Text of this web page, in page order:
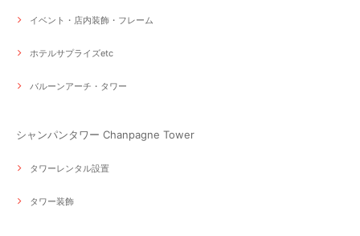
イベント・店内装飾・フレーム
ホテルサプライズetc
バルーンアーチ・タワー
シャンパンタワー Chanpagne Tower
タワーレンタル設置
タワー装飾